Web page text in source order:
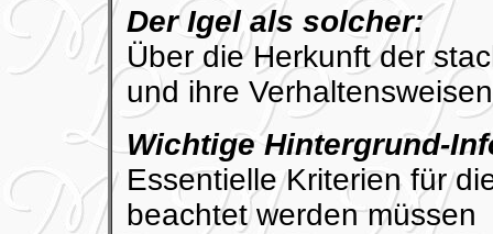
Der Igel als solcher:
Über die Herkunft der
und ihre Verhaltensweisen
Wichtige Hintergrund-
Essentielle Kriterien für
beachtet werden müssen